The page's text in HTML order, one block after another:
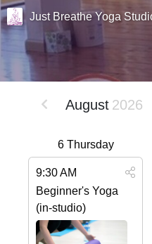
Just Breathe Yoga
August 2026
6 Thursday
9:30 AM
Beginner's Yoga
(in-studio)